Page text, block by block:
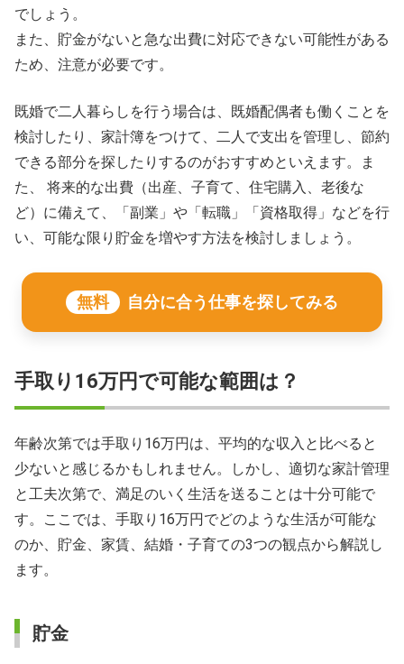
でしょう。
また、貯金がないと急な出費に対応できない可能性がある
ため、注意が必要です。
既婚で二人暮らしを行う場合は、既婚配偶者も働くことを
検討したり、家計簿をつけて、二人で支出を管理し、節約
できる部分を探したりするのがおすすめといえます。ま
た、 将来的な出費（出産、子育て、住宅購入、老後な
ど）に備えて、「副業」や「転職」「資格取得」などを行
い、可能な限り貯金を増やす方法を検討しましょう。
無料 自分に合う仕事を探してみる
手取り16万円で可能な範囲は？
年齢次第では手取り16万円は、平均的な収入と比べると
少ないと感じるかもしれません。しかし、適切な家計管理
と工夫次第で、満足のいく生活を送ることは十分可能で
す。ここでは、手取り16万円でどのような生活が可能な
のか、貯金、家賃、結婚・子育ての3つの観点から解説し
ます。
貯金